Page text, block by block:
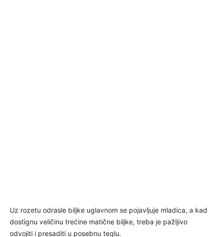
Uz rozetu odrasle biljke uglavnom se pojavljuje mladica, a kad
dostignu veličinu trećine matične biljke, treba je pažljivo
odvojiti i presaditi u posebnu teglu.